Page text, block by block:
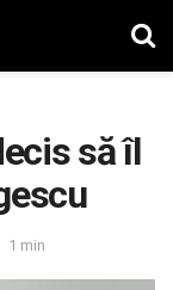
să îl
1 min